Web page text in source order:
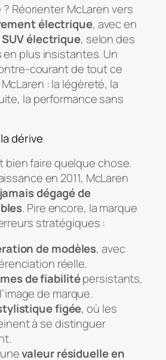
? Réorienter McLaren vers
électrique, avec en
SUV électrique, selon des
en plus insistantes. Un
courant de tout ce
: la légèreté, la
la performance sans
dérive
bien faire quelque chose.
en 2011, McLaren
jamais dégagé de
. Pire encore, la marque
stratégiques :
de modèles, avec
réelle.
de fiabilitépersistants,
de marque.
figée, où les
à se distinguer
valeur résiduelle en